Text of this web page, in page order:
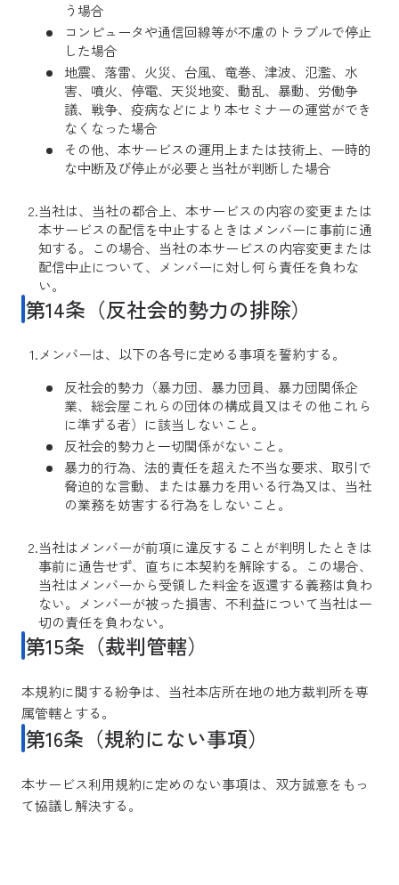
う場合
コンピュータや通信回線等が不慮のトラブルで停止
した場合
地震、落雷、火災、台風、竜巻、津波、氾濫、水
害、噴火、停電、天災地変、動乱、暴動、労働争
議、戦争、疫病などにより本セミナーの運営ができ
なくなった場合
その他、本サービスの運用上または技術上、一時的
な中断及び停止が必要と当社が判断した場合
当社は、当社の都合上、本サービスの内容の変更または
本サービスの配信を中止するときはメンバーに事前に通
知する。この場合、当社の本サービスの内容変更または
配信中止について、メンバーに対し何ら責任を負わな
い。
第14条（反社会的勢力の排除）
メンバーは、以下の各号に定める事項を誓約する。
反社会的勢力（暴力団、暴力団員、暴力団関係企
業、総会屋これらの団体の構成員又はその他これら
に準ずる者）に該当しないこと。
反社会的勢力と一切関係がないこと。
暴力的行為、法的責任を超えた不当な要求、取引で
脅迫的な言動、または暴力を用いる行為又は、当社
の業務を妨害する行為をしないこと。
当社はメンバーが前項に違反することが判明したときは
事前に通告せず、直ちに本契約を解除する。この場合、
当社はメンバーから受領した料金を返還する義務は負わ
ない。メンバーが被った損害、不利益について当社は一
切の責任を負わない。
第15条（裁判管轄）
本規約に関する紛争は、当社本店所在地の地方裁判所を専
属管轄とする。
第16条（規約にない事項）
本サービス利用規約に定めのない事項は、双方誠意をもっ
て協議し解決する。